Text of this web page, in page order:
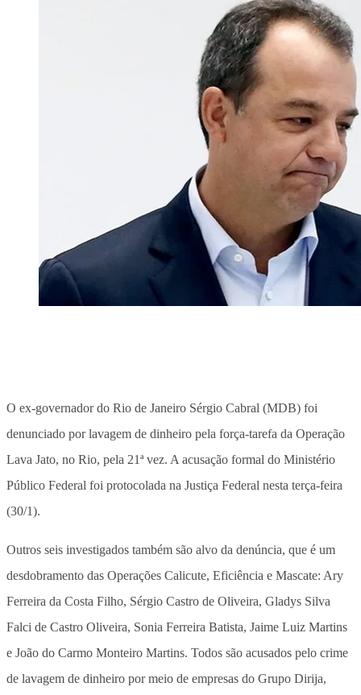
O ex-governador do Rio de Janeiro Sérgio Cabral (MDB) foi
denunciado por lavagem de dinheiro pela força-tarefa da Operação
Lava Jato, no Rio, pela 21ª vez. A acusação formal do Ministério
Público Federal foi protocolada na Justiça Federal nesta terça-feira
(30/1).
Outros seis investigados também são alvo da denúncia, que é um
desdobramento das Operações Calicute, Eficiência e Mascate: Ary
Ferreira da Costa Filho, Sérgio Castro de Oliveira, Gladys Silva
Falci de Castro Oliveira, Sonia Ferreira Batista, Jaime Luiz Martins
e João do Carmo Monteiro Martins. Todos são acusados pelo crime
de lavagem de dinheiro por meio de empresas do Grupo Dirija,